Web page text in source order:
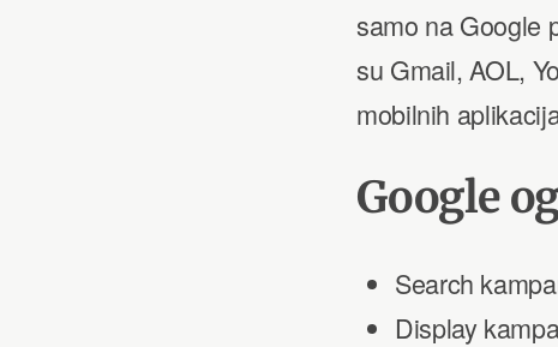
samo na Google
su Gmail, AOL,
mobilnih
Google
Search
Display